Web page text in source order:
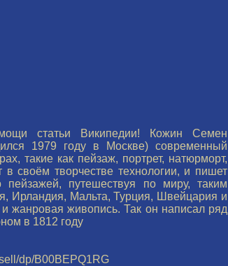
статьи Википедии! Кожин Семен
1979 году в Москве) современный
такие как пейзаж, портрет, натюрморт,
в своём творчестве технологии, и пишет
путешествуя по миру, таким
Ирландия, Мальта, Турция, Швейцария и
жанровая живопись. Так он написал ряд
в 1812 году
dp/B00BEPQ1RG